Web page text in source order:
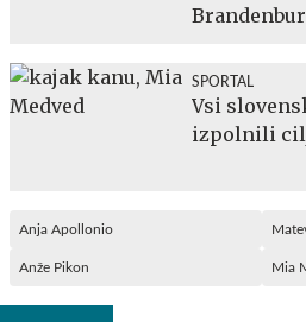
SPORTAL
Vsi
izpolnili
Anja Apollonio
Anže Pikon Mia